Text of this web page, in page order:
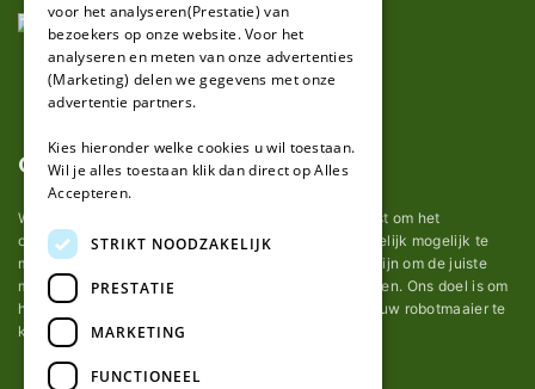
Over ons
Wij van robotmaaier-mesjes.nl doen ons uiterste best om het
onderhoud van robot grasmaaier mesjes zo gemakkelijk mogelijk te
maken. Uit ervaring merkten we hoe lastig het kan zijn om de juiste
messen voor een automatische grasmachine te vinden. Ons doel is om
het u makkelijk te maken om de goede mesjes voor uw robotmaaier te
kopen.
voor het analyseren(Prestatie) van
bezoekers op onze website. Voor het
analyseren en meten van onze advertenties
(Marketing) delen we gegevens met onze
advertentie partners.
Kies hieronder welke cookies u wil toestaan.
Wil je alles toestaan klik dan direct op Alles
Accepteren.
STRIKT NOODZAKELIJK
PRESTATIE
MARKETING
FUNCTIONEEL